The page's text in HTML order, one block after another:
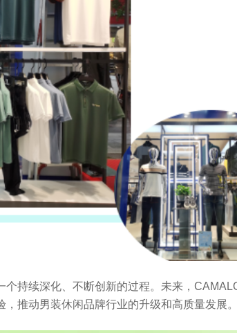
持续深化、不断创新的过程。未来，
推动男装休闲品牌行业的升级和高质量发展。